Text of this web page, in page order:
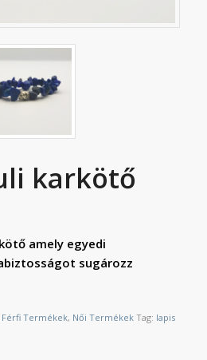
karkötő
amely egyedi
sugározz
Férfi Termékek, Női Termékek Tag: lapis